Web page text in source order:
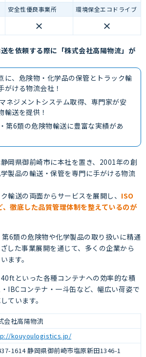
安全性優良事業所 環境保全エコドライブ
× ×
を依頼する際に「株式会社高陽物流」が
に、危険物・化学品の保管とトラック輸
がける物流会社！
ネジメントシステム取得、専門家が安
輸送を提供！
第6類の危険物輸送に豊富な実績があ
岡県御前崎市に本社を置き、2001年の創
製品の輸送・保管を専門に手がける物流
輸送の両面からサービスを展開し、 ISO
徹底した品質管理体制を整えているのが
6類の危険物や化学製品の取り扱いに精通
した事業展開を通じて、多くの企業から
ます。
といった各種コンテナへの効率的な積
IBCコンテナ・一斗缶など、幅広い荷姿で
ています。
会社高陽物流
kouyoulogistics.jp/
1614 静岡県御前崎市塩原新田1346-1